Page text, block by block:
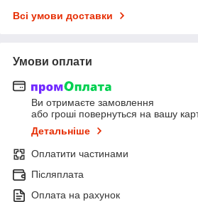
Всі умови доставки
Умови оплати
Ви отримаєте замовлення
або гроші повернуться на вашу
Детальніше
Оплатити частинами
Післяплата
Оплата на рахунок